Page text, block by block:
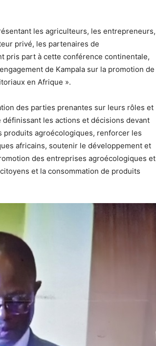
les agriculteurs, les entrepreneurs,
privé, les partenaires de
pris part à cette conférence continentale,
de Kampala sur la promotion de
en Afrique ».
des parties prenantes sur leurs rôles et
les actions et décisions devant
agroécologiques, renforcer les
africains, soutenir le développement et
des entreprises agroécologiques et
et la consommation de produits